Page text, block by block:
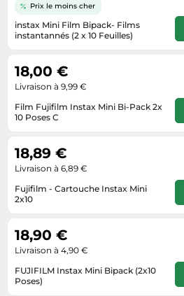
Taille-haies
Techniques de mesure
Textiles de maison
Tondeuses
Tronçonneuses
Éclairage
Éviers
Informatique
Jeux électroniques
Machines à coudre
Montres connectées
Médias
Ordinateurs portables
Plaques de cuisson
Robots de cuisine
Réfrigérateurs
Smartphones
Vélos
Vélos biking
Équipement outdoor
instax Mini Film Bipack- Films
instantannés (2 x 10 Feuilles)
Prix le moins cher
Film Fujifilm Instax Mini Bi-Pack 2x
10 Poses C
18,00 €
Livraison à 9,99 €
Fujifilm - Cartouche Instax Mini
2x10
18,89 €
Livraison à 6,89 €
FUJIFILM Instax Mini Bipack (2x10
Poses)
18,90 €
Livraison à 4,90 €